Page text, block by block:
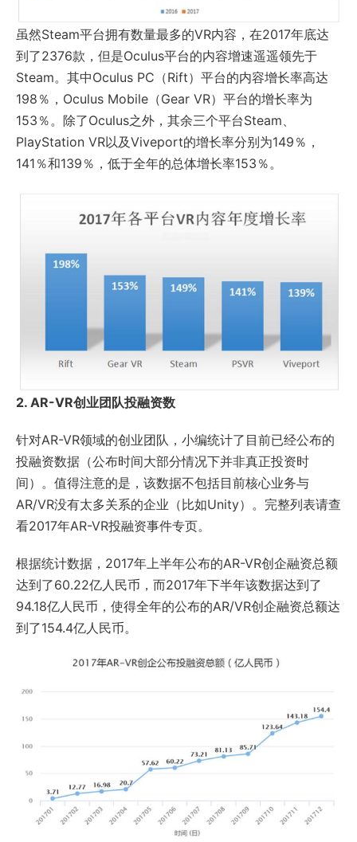
虽然Steam平台拥有数量最多的VR内容，在2017年底达
到了2376款，但是Oculus平台的内容增速遥遥领先于
Steam。其中Oculus PC（Rift）平台的内容增长率高达
198％，Oculus Mobile（Gear VR）平台的增长率为
153％。除了Oculus之外，其余三个平台Steam、
PlayStation VR以及Viveport的增长率分别为149％，
141％和139％，低于全年的总体增长率153％。
2. AR-VR创业团队投融资数
针对AR-VR领域的创业团队，小编统计了目前已经公布的
投融资数据（公布时间大部分情况下并非真正投资时
间）。值得注意的是，该数据不包括目前核心业务与
AR/VR没有太多关系的企业（比如Unity）。完整列表请查
看2017年AR-VR投融资事件专页。
根据统计数据，2017年上半年公布的AR-VR创企融资总额
达到了60.22亿人民币，而2017年下半年该数据达到了
94.18亿人民币，使得全年的公布的AR/VR创企融资总额达
到了154.4亿人民币。